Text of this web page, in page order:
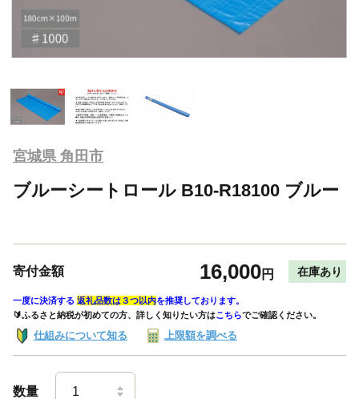
宮城県 角田市
ブルーシートロール B10-R18100 ブルー
寄付金額 16,000円 在庫あり
一度に決済する 返礼品数は３つ以内を推奨しております。
🔰ふるさと納税が初めての方、詳しく知りたい方はこちらでご確認ください。
仕組みについて知る 上限額を調べる
数量